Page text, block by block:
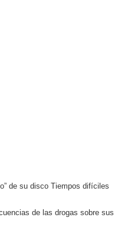
de su disco Tiempos difíciles
de las drogas sobre sus